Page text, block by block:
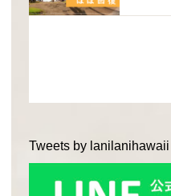
Tweets by lanilanihawaii